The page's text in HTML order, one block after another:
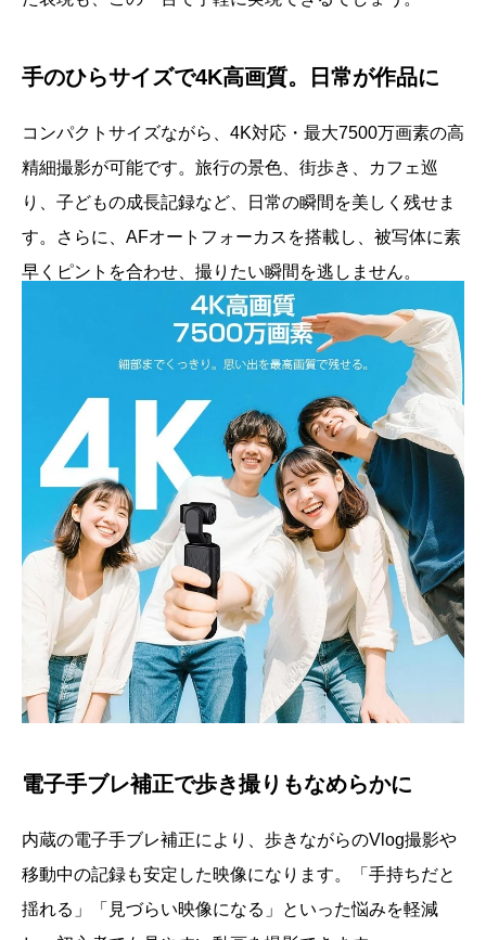
手のひらサイズで4K高画質。日常が作品に
コンパクトサイズながら、4K対応・最大7500万画素の高
精細撮影が可能です。旅行の景色、街歩き、カフェ巡
り、子どもの成長記録など、日常の瞬間を美しく残せま
す。さらに、AFオートフォーカスを搭載し、被写体に素
早くピントを合わせ、撮りたい瞬間を逃しません。
電子手ブレ補正で歩き撮りもなめらかに
内蔵の電子手ブレ補正により、歩きながらのVlog撮影や
移動中の記録も安定した映像になります。「手持ちだと
揺れる」「見づらい映像になる」といった悩みを軽減